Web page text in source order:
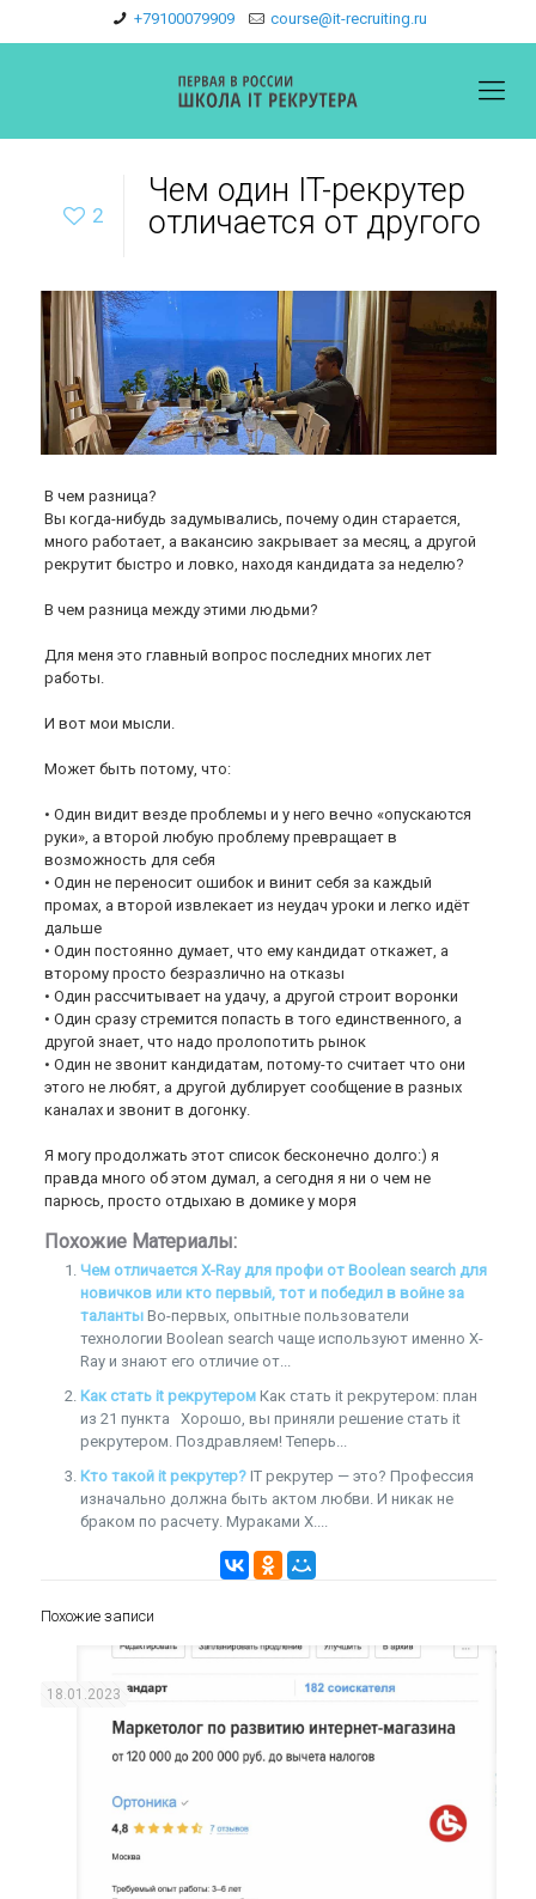
+79100079909 course@it-recruiting.ru
2
Чем один IT-рекрутер
отличается от другого
В чем разница?
Вы когда-нибудь задумывались, почему один старается,
много работает, а вакансию закрывает за месяц, а другой
рекрутит быстро и ловко, находя кандидата за неделю?
В чем разница между этими людьми?
Для меня это главный вопрос последних многих лет
работы.
И вот мои мысли.
Может быть потому, что:
• Один видит везде проблемы и у него вечно «опускаются
руки», а второй любую проблему превращает в
возможность для себя
• Один не переносит ошибок и винит себя за каждый
промах, а второй извлекает из неудач уроки и легко идёт
дальше
• Один постоянно думает, что ему кандидат откажет, а
второму просто безразлично на отказы
• Один рассчитывает на удачу, а другой строит воронки
• Один сразу стремится попасть в того единственного, а
другой знает, что надо пролопотить рынок
• Один не звонит кандидатам, потому-то считает что они
этого не любят, а другой дублирует сообщение в разных
каналах и звонит в догонку.
Я могу продолжать этот список бесконечно долго:) я
правда много об этом думал, а сегодня я ни о чем не
парюсь, просто отдыхаю в домике у моря
Похожие Материалы:
Чем отличается X-Ray для профи от Boolean search для
новичков или кто первый, тот и победил в войне за
таланты Во-первых, опытные пользователи
технологии Boolean search чаще используют именно X-
Ray и знают его отличие от...
Как стать it рекрутером Как стать it рекрутером: план
из 21 пункта Хорошо, вы приняли решение стать it
рекрутером. Поздравляем! Теперь...
Кто такой it рекрутер? IT рекрутер — это? Профессия
изначально должна быть актом любви. И никак не
браком по расчету. Мураками Х....
Похожие записи
18.01.2023